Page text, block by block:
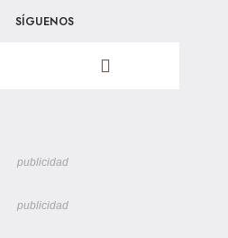
SÍGUENOS
publicidad
publicidad